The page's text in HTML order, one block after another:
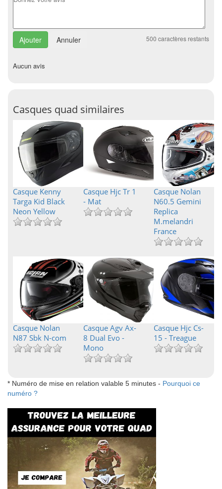
Annuler 500 caractères restants
Aucun avis
Casques quad similaires
Casque Kenny
Targa Kid Black
Neon Yellow
Casque Hjc Tr 1
- Mat
Casque Nolan
N60.5 Gemini
Replica
M.melandri
France
Casque Nolan
N87 Sbk N-com
Casque Agv Ax-
8 Dual Evo -
Mono
Casque Hjc Cs-
15 - Treague
* Numéro de mise en relation valable 5 minutes - Pourquoi ce
numéro ?